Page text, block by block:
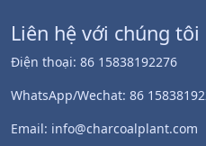
Liên hệ với chúng tôi
Điện thoại: 86 15838192276
WhatsApp/Wechat: 86
Email: info@charcoalplant.com